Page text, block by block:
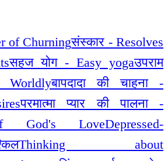
of Churningसंस्कार - Resolves
सहज योग - Easy yogaउपराम
Worldlyबापदादा की चाहना -
परमात्मा प्यार की पालना -
God's LoveDepressed-
Thinking about